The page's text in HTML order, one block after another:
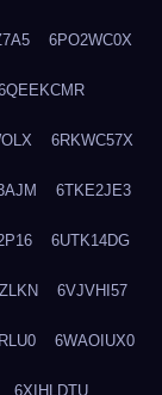
6PO2WC0X
6RKWC57X
6TKE2JE3
6UTK14DG
6VJVHI57
6WAOIUX0
6XIHLDTU